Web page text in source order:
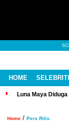
HOME SELEBRITI
Luna Maya
Home / Pers Rilis